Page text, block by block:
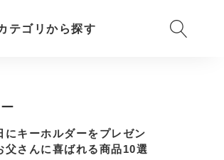
テゴリから探す
にキーホルダーをプレゼン
父さんに喜ばれる商品10選